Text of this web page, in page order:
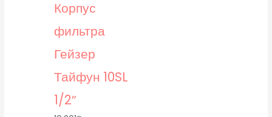
Корпус
фильтра
Гейзер
Тайфун 10SL
1/2″